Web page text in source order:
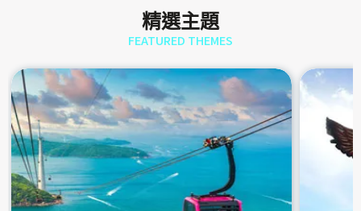
精選主題
FEATURED THEMES